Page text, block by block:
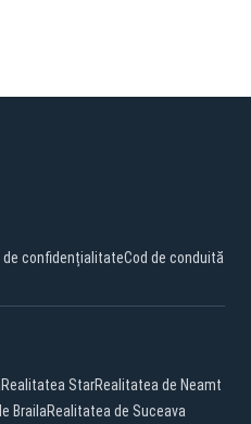
de confidențialitateCod de conduită
Realitatea StarRealitatea de Neamt
BrailaRealitatea de Suceava